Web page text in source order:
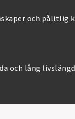
och
och lång